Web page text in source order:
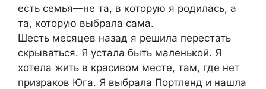
есть семья—не та, в которую я родилась, а
та, которую выбрала сама.
Шесть месяцев назад я решила перестать
скрываться. Я устала быть маленькой. Я
хотела жить в красивом месте, там, где нет
призраков Юга. Я выбрала Портленд и нашла